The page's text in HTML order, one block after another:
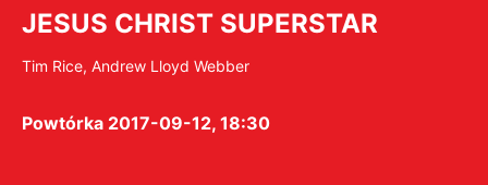
JESUS CHRIST SUPERSTAR
Tim Rice, Andrew Lloyd Webber
Powtórka 2017-09-12, 18:30